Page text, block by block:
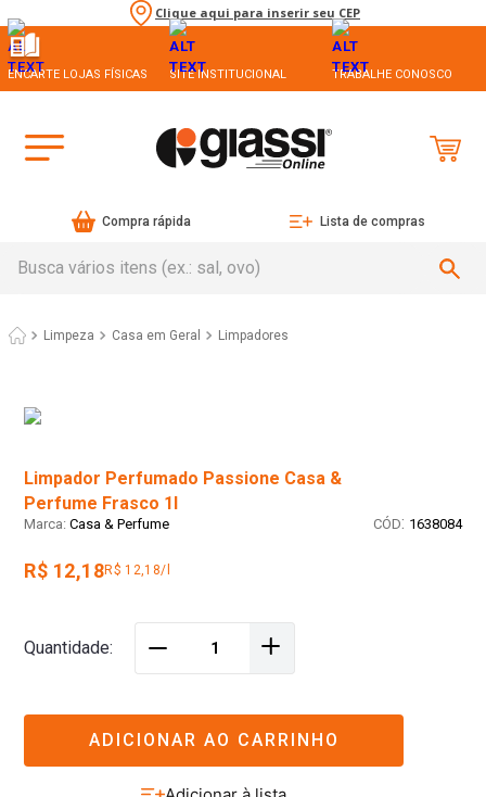
Clique aqui para inserir seu CEP
ENCARTE LOJAS FÍSICAS SITE INSTITUCIONAL TRABALHE CONOSCO
Compra rápida Lista de compras
Limpeza Casa em Geral Limpadores
Limpador Perfumado Passione Casa &
Perfume Frasco 1l
Casa & Perfume : 1638084
R$ 12,18R$ 12,18/l
Quantidade ＋
ADICIONAR AO CARRINHO